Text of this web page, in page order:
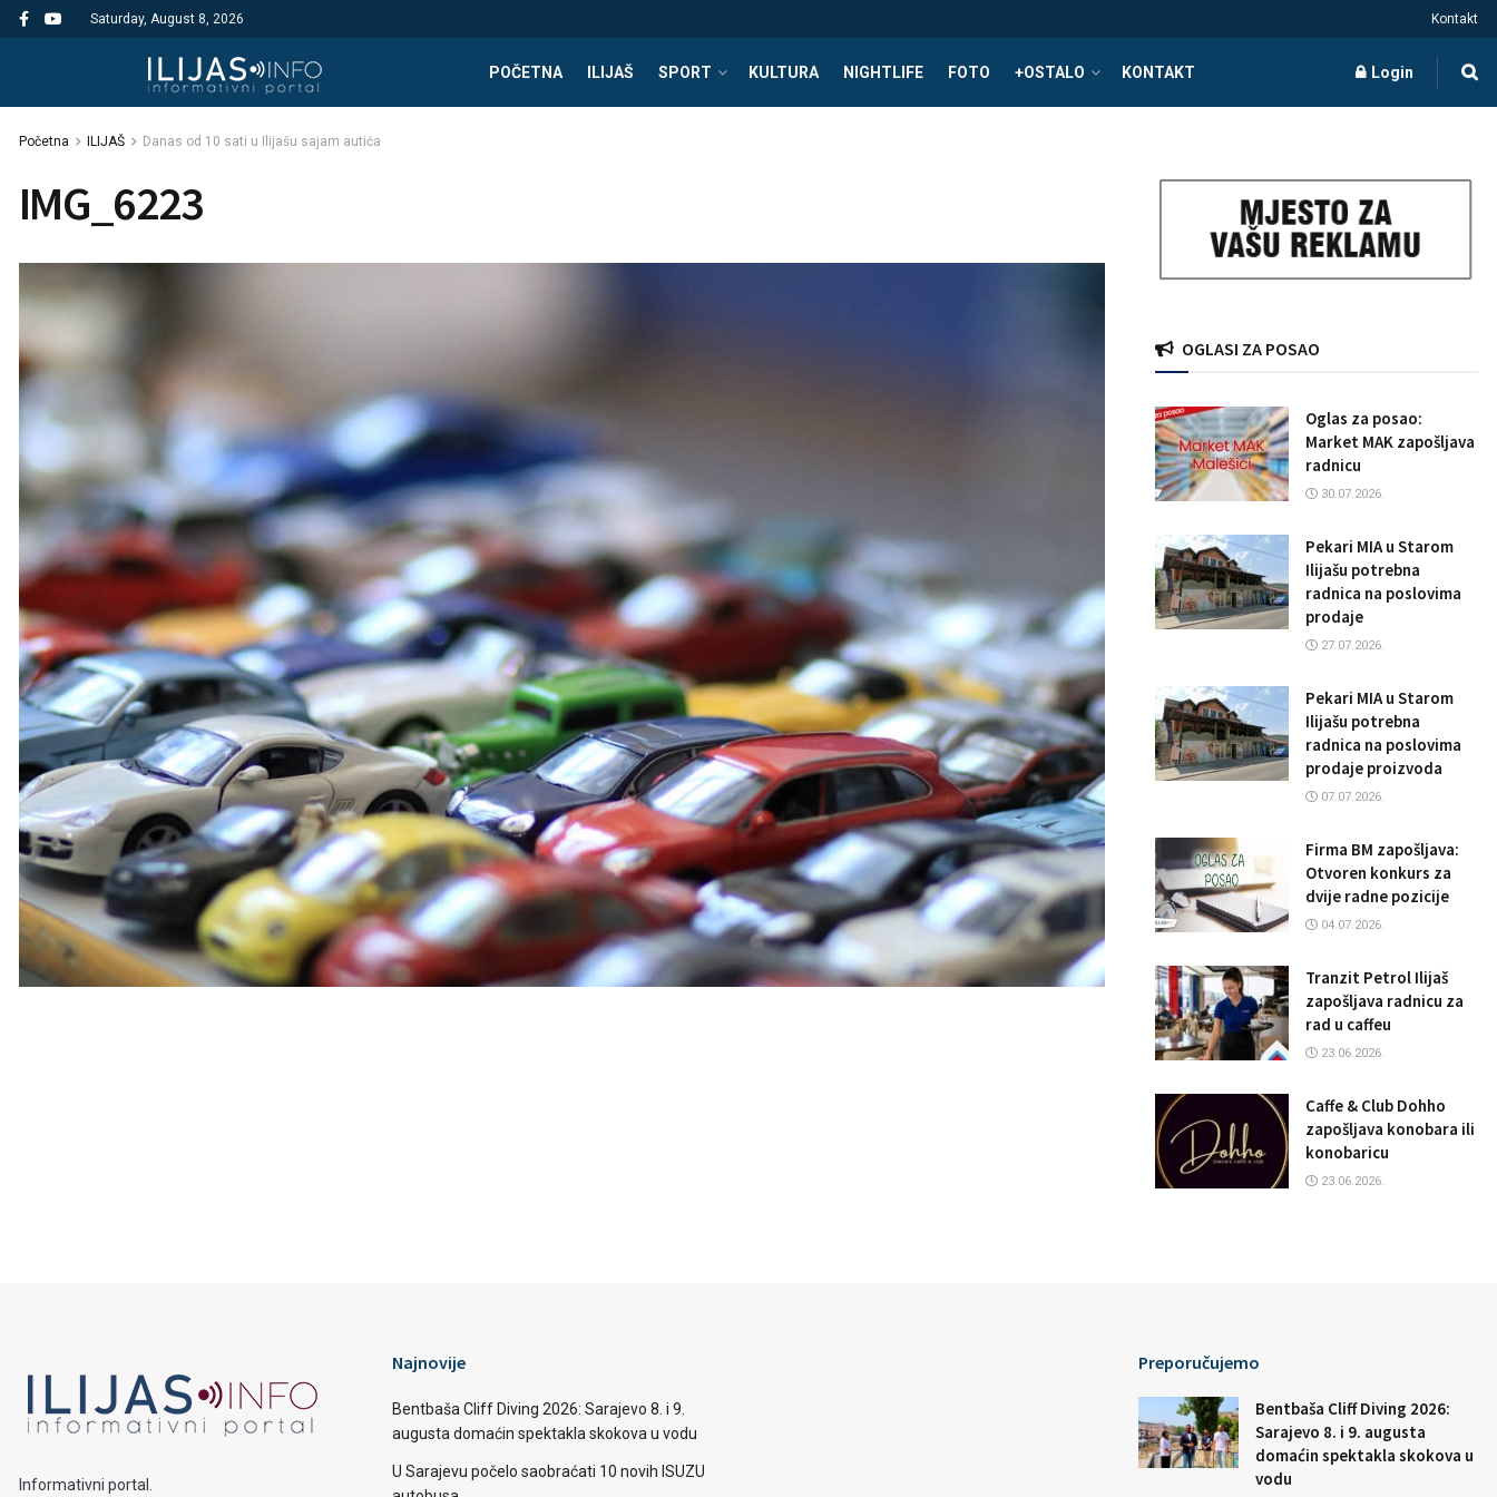
Saturday, August 8, 2026 Kontakt
POČETNA ILIJAŠ SPORT KULTURA NIGHTLIFE FOTO +OSTALO KONTAKT Login
Početna ILIJAŠ Danas od 10 sati u Ilijašu sajam autića
IMG_6223
OGLASI ZA POSAO
Oglas za posao:
Market MAK zapošljava
radnicu
30.07.2026.
Pekari MIA u Starom
Ilijašu potrebna
radnica na poslovima
prodaje
27.07.2026.
Pekari MIA u Starom
Ilijašu potrebna
radnica na poslovima
prodaje proizvoda
07.07.2026.
Firma BM zapošljava:
Otvoren konkurs za
dvije radne pozicije
04.07.2026.
Tranzit Petrol Ilijaš
zapošljava radnicu za
rad u caffeu
23.06.2026.
Caffe & Club Dohho
zapošljava konobara ili
konobaricu
23.06.2026.
Informativni portal.
Najnovije
Bentbaša Cliff Diving 2026: Sarajevo 8. i 9.
augusta domaćin spektakla skokova u vodu
U Sarajevu počelo saobraćati 10 novih ISUZU
Preporučujemo
Bentbaša Cliff Diving 2026:
Sarajevo 8. i 9. augusta
domaćin spektakla skokova u
vodu